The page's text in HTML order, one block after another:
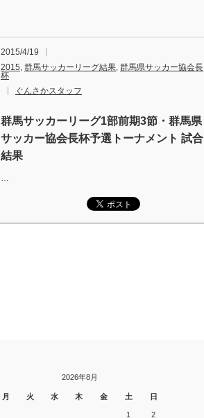
2015/4/19
2015, 群馬サッカーリーグ結果, 群馬県サッカー協会長
杯
ぐんさかスタッフ
群馬サッカーリーグ1部前期3節・群馬県
サッカー協会長杯予選トーナメント 試合
結果
…
2026年8月
月 火 水 木 金 土 日
1 2